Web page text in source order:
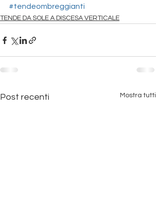
#tendeombreggianti
TENDE DA SOLE A DISCESA VERTICALE
Post recenti Mostra tutti